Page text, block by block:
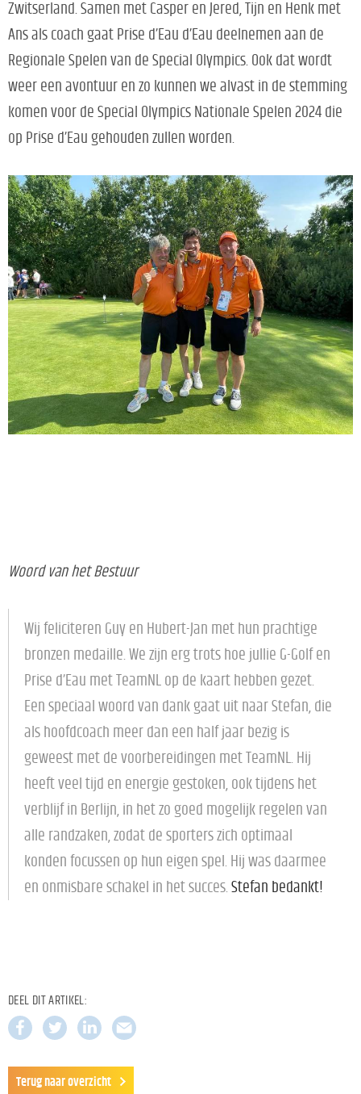
Zwitserland. Samen met Casper en Jered, Tijn en Henk met
Ans als coach gaat Prise d’Eau d’Eau deelnemen aan de
Regionale Spelen van de Special Olympics. Ook dat wordt
weer een avontuur en zo kunnen we alvast in de stemming
komen voor de Special Olympics Nationale Spelen 2024 die
op Prise d’Eau gehouden zullen worden.
Woord van het Bestuur
Wij feliciteren Guy en Hubert-Jan met hun prachtige
bronzen medaille. We zijn erg trots hoe jullie G-Golf en
Prise d’Eau met TeamNL op de kaart hebben gezet.
Een speciaal woord van dank gaat uit naar Stefan, die
als hoofdcoach meer dan een half jaar bezig is
geweest met de voorbereidingen met TeamNL. Hij
heeft veel tijd en energie gestoken, ook tijdens het
verblijf in Berlijn, in het zo goed mogelijk regelen van
alle randzaken, zodat de sporters zich optimaal
konden focussen op hun eigen spel. Hij was daarmee
en onmisbare schakel in het succes. Stefan bedankt!
DEEL DIT ARTIKEL:
Terug naar overzicht